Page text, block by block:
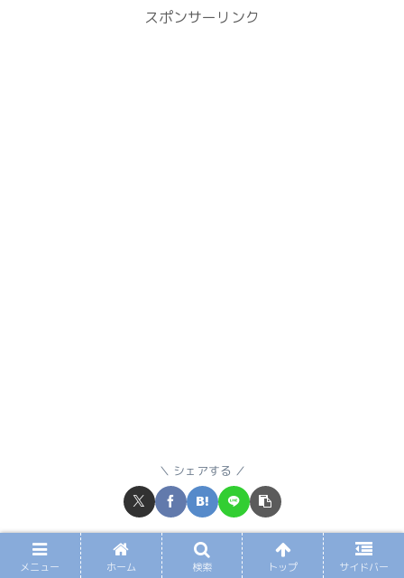
スポンサーリンク
シェアする
コム兄をフォローする
メニュー ホーム 検索 トップ サイドバー